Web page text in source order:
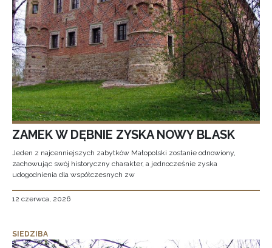
ZAMEK W DĘBNIE ZYSKA NOWY BLASK
Jeden z najcenniejszych zabytków Małopolski zostanie odnowiony,
zachowując swój historyczny charakter, a jednocześnie zyska
udogodnienia dla współczesnych zw
12 czerwca, 2026
SIEDZIBA